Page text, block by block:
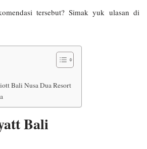
tersebut? Simak yuk ulasan di
Bali Nusa Dua Resort
Bali